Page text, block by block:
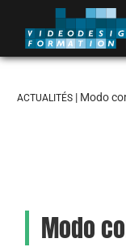
ACTUALITÉS | Modo
Modo